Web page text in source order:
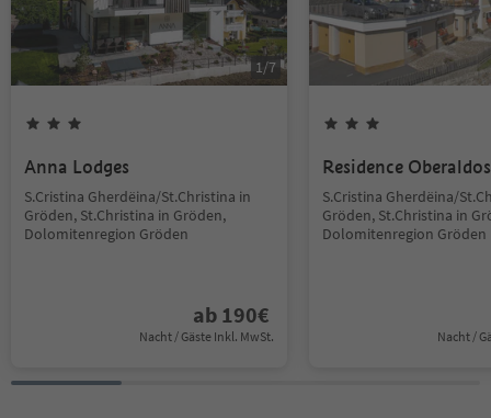
1/7
Anna Lodges
S.Cristina Gherdëina/St.Christina in
Gröden, St.Christina in Gröden,
Dolomitenregion Gröden
ab 190€
Nacht / Gäste Inkl. MwSt.
Residence
S.Cristina Gherdëina/
Gröden, St.Christina in
Dolomitenregion Gröden
Nacht /